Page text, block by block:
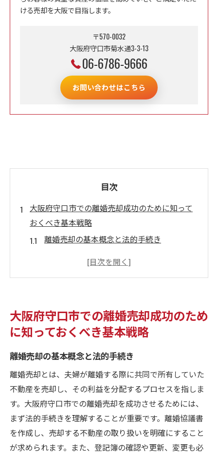
ける売却を大阪で目指します。
〒570-0032
大阪府守口市菊水通3-3-13
06-6786-9666
お問い合わせはこちら
目次
大阪府守口市での離婚売却成功のために知って
おくべき基本戦略
離婚売却の基本概念と法的手続き
最適なタイミングを見極める方法
専門家のアドバイスを受ける重要性
売却後の新しい生活に向けた資金計画
地域市場を理解して大阪府守口市での離婚売却
守口市における不動産市場の現状分析
競合物件との比較による適切な価格設定方
法
地域特有の売却ポイントの把握
守口市での売却成功事例の紹介
大阪府守口市での離婚売却成功のため
に知っておくべき基本戦略
離婚売却の基本概念と法的手続き
離婚売却とは、夫婦が離婚する際に共同で所有していた
不動産を売却し、その利益を分配するプロセスを指しま
す。大阪府守口市での離婚売却を成功させるためには、
まず法的手続きを理解することが重要です。離婚協議書
を作成し、売却する不動産の取り扱いを明確にすること
が求められます。また、登記簿の確認や更新、変更も必